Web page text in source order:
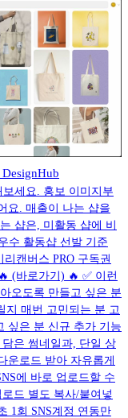
세요. 홍보 이미지부
요. 매출이 나는 샵을
샵은, 미활동 샵에 비
수 활동샵 선발 기준
캔버스 PRO 구독권
(바로가기) 🔥 ✅ 이런
오도록 만들고 싶은 분
지 매번 고민되는 분 고
싶은 분 신규 추가 기능
은 썸네일과, 단일 상
운로드 받아 자유롭게
에 바로 업로드할 수
드 별도 복사/붙여넣
1회 SNS계정 연동만